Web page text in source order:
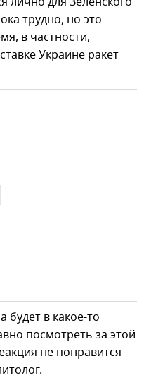
трудно, но это
в частности,
Украине ракет
будет в какое-то
посмотреть за этой
не понравится